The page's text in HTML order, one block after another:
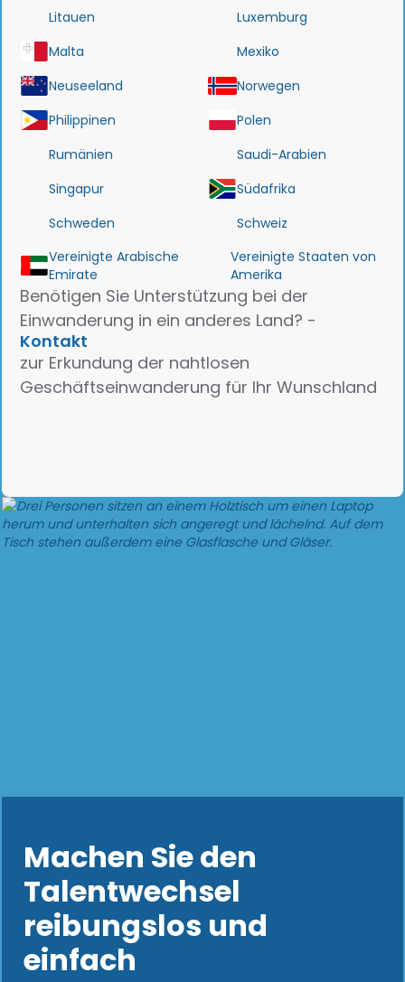
Litauen
Luxemburg
Malta
Mexiko
Neuseeland
Norwegen
Philippinen
Polen
Rumänien
Saudi-Arabien
Singapur
Südafrika
Schweden
Schweiz
Vereinigte Arabische
Emirate
Vereinigte Staaten von
Amerika
Benötigen Sie Unterstützung bei der
Einwanderung in ein anderes Land? -
Kontakt
zur Erkundung der nahtlosen
Geschäftseinwanderung für Ihr Wunschland
Machen Sie den
Talentwechsel
reibungslos und
einfach